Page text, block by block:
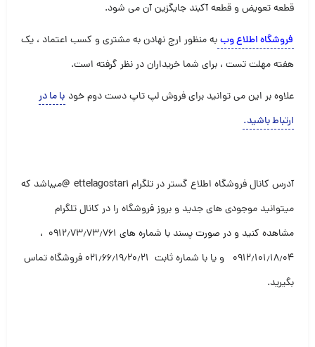
قطعه تعویض و قطعه آکبند جایگزین آن می شود.
فروشگاه اطلاع وببه منظور ارج نهادن به مشتری و کسب اعتماد ، یک
هفته مهلت تست ، برای شما خریداران در نظر گرفته است.
علاوه بر این می توانید برای فروش لپ تاپ دست دوم خود با ما در
ارتباط باشید.
آدرس کانال فروشگاه اطلاع گستر در تلگرام
میباشد که
میتوانید موجودی های جدید و بروز فروشگاه را در کانال تلگرام
مشاهده کنید و در صورت پسند با شماره های ۰۹۱۲٫۷۳٫۷۳٫۷۶۱ ،
۰۹۱۲٫۱۰۱٫۱۸٫۰۴ و یا با شماره ثابت ۰۲۱٫۶۶٫۱۹٫۲۰٫۲۱ فروشگاه تماس
بگیرید.